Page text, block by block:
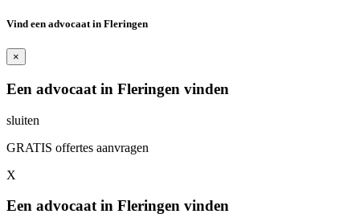
Vind een advocaat in Fleringen
×
Een advocaat in Fleringen vinden
sluiten
GRATIS offertes aanvragen
X
Een advocaat in Fleringen vinden